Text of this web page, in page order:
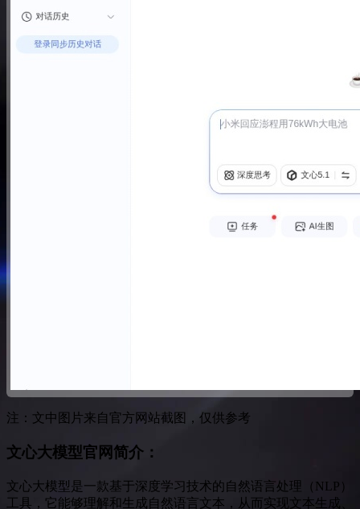
注：文中图片来自官方网站截图，仅供参考
文心大模型官网简介：
文心大模型是一款基于深度学习技术的自然语言处理（NLP）
工具，它能够理解和生成自然语言文本，从而实现文本生成、